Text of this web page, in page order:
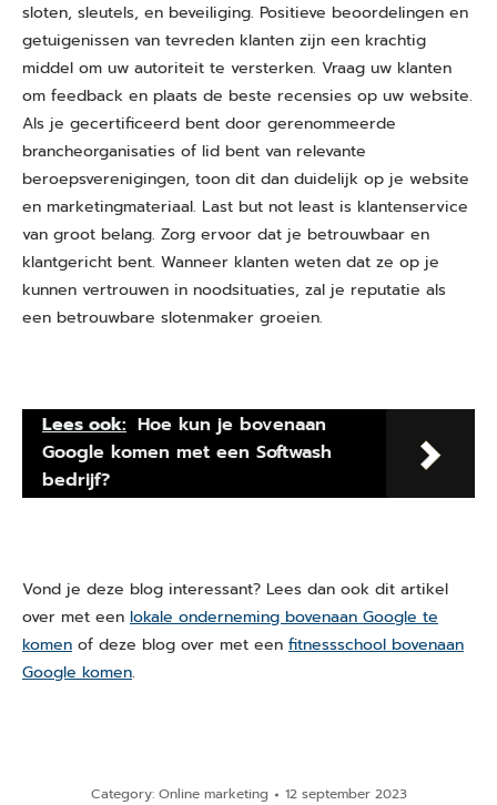
sloten, sleutels, en beveiliging. Positieve beoordelingen en
getuigenissen van tevreden klanten zijn een krachtig
middel om uw autoriteit te versterken. Vraag uw klanten
om feedback en plaats de beste recensies op uw website.
Als je gecertificeerd bent door gerenommeerde
brancheorganisaties of lid bent van relevante
beroepsverenigingen, toon dit dan duidelijk op je website
en marketingmateriaal. Last but not least is klantenservice
van groot belang. Zorg ervoor dat je betrouwbaar en
klantgericht bent. Wanneer klanten weten dat ze op je
kunnen vertrouwen in noodsituaties, zal je reputatie als
een betrouwbare slotenmaker groeien.
Lees ook: Hoe kun je bovenaan
Google komen met een Softwash
bedrijf?
Vond je deze blog interessant? Lees dan ook dit artikel
over met een lokale onderneming bovenaan Google te
komen of deze blog over met een fitnessschool bovenaan
Google komen.
Category: Online marketing 12 september 2023